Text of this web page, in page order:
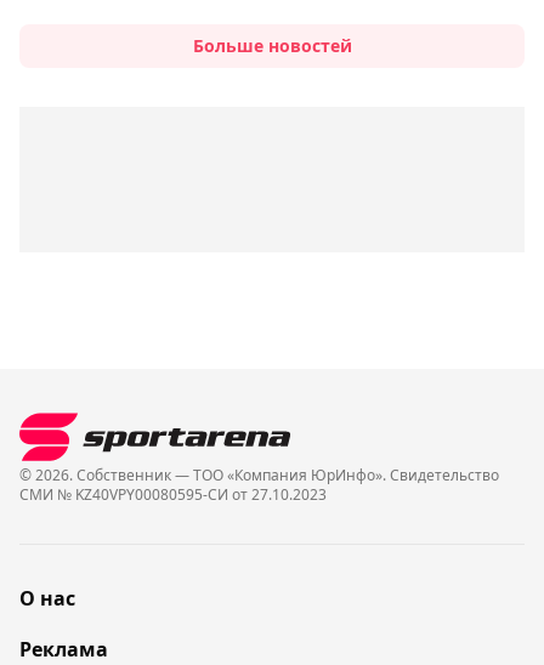
Больше новостей
© 2026. Собственник — ТОО «Компания ЮрИнфо». Cвидетельство
СМИ № KZ40VPY00080595-СИ от 27.10.2023
О нас
Реклама